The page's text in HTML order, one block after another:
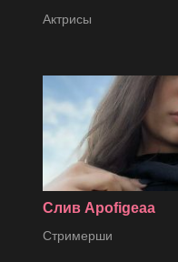
Актрисы
Слив Apofigeaa
Стримерши